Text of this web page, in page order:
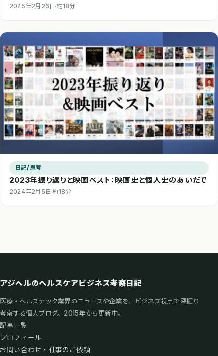
2025年2月26日 ·約18分
日記/思考
2023年振り返りと映画ベスト：映画史と個人史のあいだで
2024年2月5日 ·約18分
アジヘルのヘルスケアビジネス考察日記
医療・ヘルステック業界のニュースや企業を、ビジネス視点で深掘り
考察する個人ブログ。2015年から更新中。
記事一覧
プロフィール
お問い合わせ・仕事のご依頼